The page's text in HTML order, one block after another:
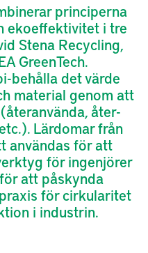
principerna
ekoeffektivitet i tre
Stena Recycling,
GreenTech.
behålla det värde
material genom att
åter-
Lärdomar från
användas för att
för ingenjörer
att påskynda
för cirkularitet
i industrin.